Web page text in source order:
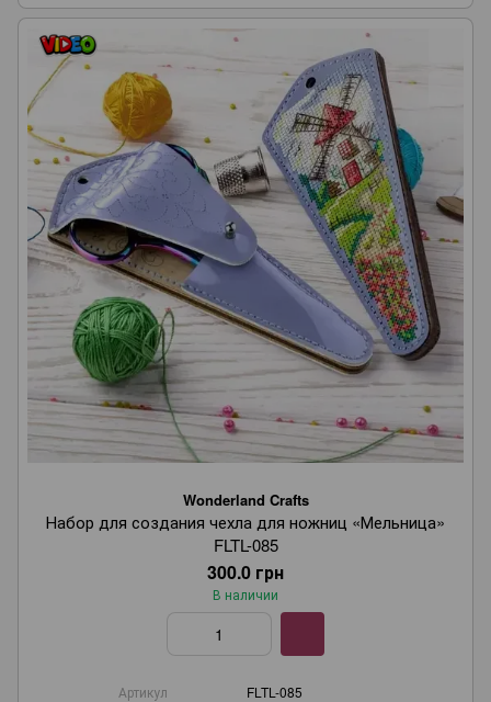
Wonderland Crafts
Набор для создания чехла для ножниц «Мельница»
FLTL-085
300.0 грн
В наличии
Артикул
FLTL-085